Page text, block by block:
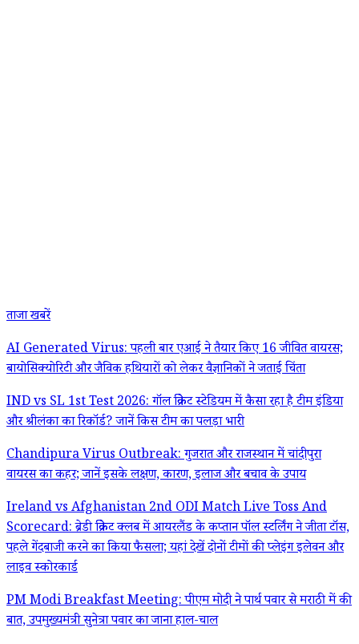
ताजा खबरें
AI Generated Virus: पहली बार एआई ने तैयार किए 16 जीवित वायरस;
बायोसिक्योरिटी और जैविक हथियारों को लेकर वैज्ञानिकों ने जताई चिंता
IND vs SL 1st Test 2026: गॉल क्रिकेट स्टेडियम में कैसा रहा है टीम इंडिया
और श्रीलंका का रिकॉर्ड? जानें किस टीम का पलड़ा भारी
Chandipura Virus Outbreak: गुजरात और राजस्थान में चांदीपुरा
वायरस का कहर; जानें इसके लक्षण, कारण, इलाज और बचाव के उपाय
Ireland vs Afghanistan 2nd ODI Match Live Toss And
Scorecard: ब्रेडी क्रिकेट क्लब में आयरलैंड के कप्तान पॉल स्टर्लिंग ने जीता टॉस,
पहले गेंदबाजी करने का किया फैसला; यहां देखें दोनों टीमों की प्लेइंग इलेवन और
लाइव स्कोरकार्ड
PM Modi Breakfast Meeting: पीएम मोदी ने पार्थ पवार से मराठी में की
बात, उपमुख्यमंत्री सुनेत्रा पवार का जाना हाल-चाल